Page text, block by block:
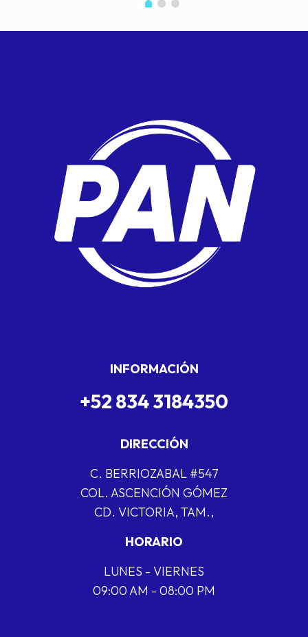
INFORMACIÓN
+52 834 3184350
DIRECCIÓN
C. BERRIOZABAL #547
COL. ASCENCIÓN GÓMEZ
CD. VICTORIA, TAM.,
HORARIO
LUNES - VIERNES
09:00 AM - 08:00 PM